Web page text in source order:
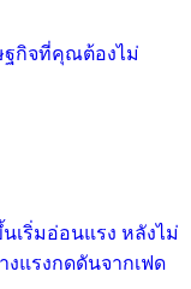
ฐกิจที่คุณต้องไม่
เริ่มอ่อนแรง หลังไม่
งแรงกดดันจากเฟด